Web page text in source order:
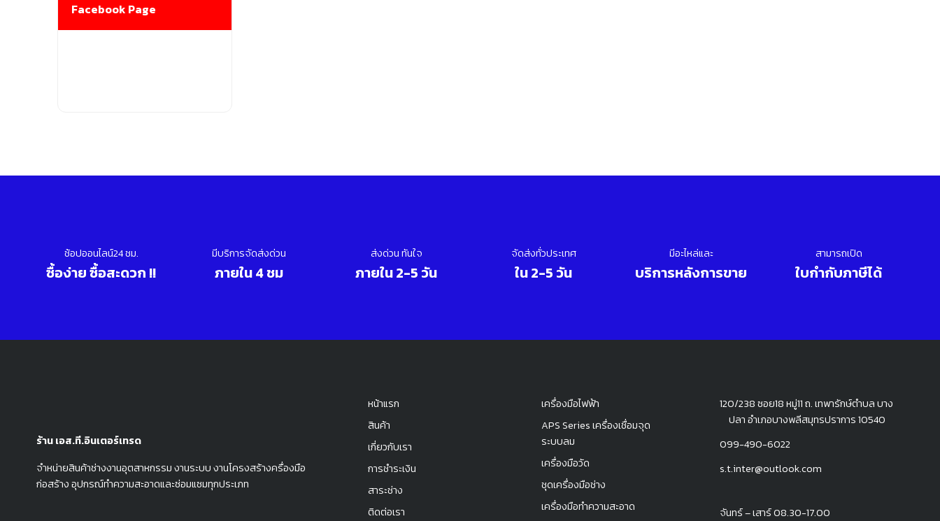
Facebook Page
ร้าน เอส.ที.อินเตอร์เทรด
จำหน่ายสินค้าช่างงานอุตสาหกรรม งานระบบ งานโครงสร้างครื่องมือ
ก่อสร้าง อุปกรณ์ทำความสะอาดและซ่อมแซมทุกประเภท
หน้าแรก
สินค้า
เกี่ยวกับเรา
การชำระเงิน
สาระช่าง
ติดต่อเรา
เครื่องมือไฟฟ้า
APS Series เครื่องเชื่อมจุด
ระบบลม
เครื่องมือวัด
ชุดเครื่องมือช่าง
เครื่องมือทำความสะอาด
120/238 ซอย18 หมู่11 ถ. เทพารักษ์ตำบล บาง
ปลา อำเภอบางพลีสมุทรปราการ 10540
099-490-6022
s.t.inter@outlook.com
จันทร์ – เสาร์ 08.30-17.00
ช้อปออนไลน์24 ชม.
ซื้อง่าย ซื้อสะดวก !!
มีบริการจัดส่งด่วน
ภายใน 4 ชม
ส่งด่วน ทันใจ
ภายใน 2-5 วัน
จัดส่งทั่วประเทศ
ใน 2-5 วัน
มีอะไหล่และ
บริการหลังการขาย
สามารถเปิด
ใบกำกับภาษีได้